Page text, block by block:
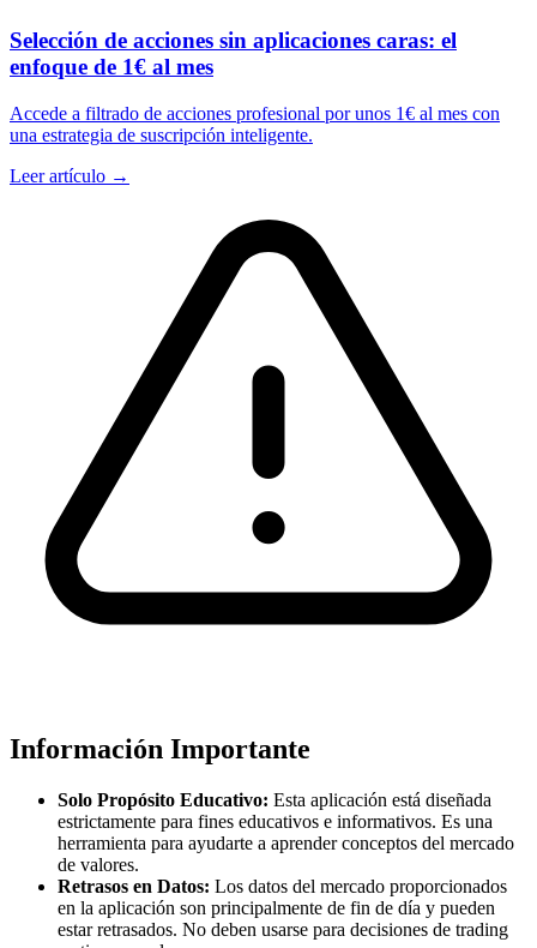
Selección de acciones sin aplicaciones caras: el
enfoque de 1€ al mes
Accede a filtrado de acciones profesional por unos 1€ al mes con
una estrategia de suscripción inteligente.
Leer artículo →
Información Importante
Solo Propósito Educativo: Esta aplicación está diseñada
estrictamente para fines educativos e informativos. Es una
herramienta para ayudarte a aprender conceptos del mercado
de valores.
Retrasos en Datos: Los datos del mercado proporcionados
en la aplicación son principalmente de fin de día y pueden
estar retrasados. No deben usarse para decisiones de trading